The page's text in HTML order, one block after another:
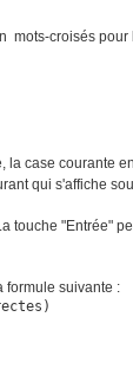
mots-croisés
case courante
qui s'affiche
touche "Entrée"
formule suivante :